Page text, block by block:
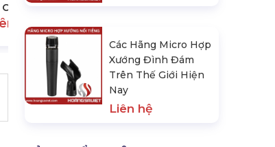
Cao
hệ
Các Hãng Micro Hợp
Xướng Đình Đám
Trên Thế Giới Hiện
Nay
Liên hệ